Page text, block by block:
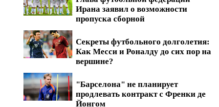
Ирана заявил о возможности
пропуска сборной
Секреты футбольного долголетия:
Как Месси и Роналду до сих пор на
вершине?
"Барселона" не планирует
продлевать контракт с Френки де
Йонгом